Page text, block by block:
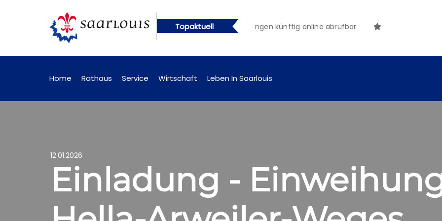
Topaktuell
künftig online abrufbar Öffentliche Bekanntmachungen künftig online abrufbar
Home Rathaus Service Wirtschaft Leben In Saarlouis
12.01.2026
Einladung -